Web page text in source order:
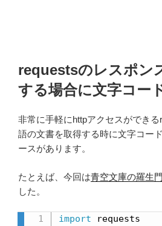
requestsのレスポン
する場合に文字コー
非常に手軽にhttpアクセスができ
語の文書を取得する時に文字コー
ースがあります。
たとえば、今回は青空文庫の羅生門
した。
import requests